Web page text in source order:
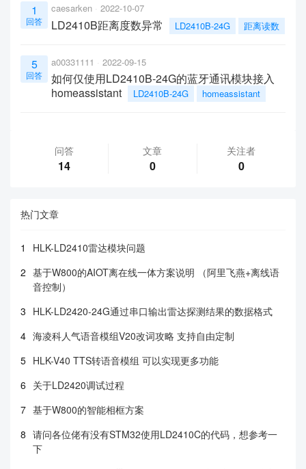
1
回答
caesarken 2022-10-07
LD2410B距离度数异常 LD2410B-24G 距离读数
5
回答
a00331111 2022-09-15
如何仅使用LD2410B-24G的蓝牙通讯模块接入
homeassistant
LD2410B-24G homeassistant
问答
14
文章
0
关注者
0
热门文章
1
HLK-LD2410雷达模块问题
2 基于W800的AIOT离在线一体方案说明 （阿里飞燕+离线语
音控制）
3 HLK-LD2420-24G通过串口输出雷达探测结果的数据格式
4 海凌科人气语音模组V20改词攻略 支持自由定制
5 HLK-V40 TTS转语音模组 可以实现更多功能
6 关于LD2420调试过程
7 基于W800的智能相框方案
8 请问各位佬有没有STM32使用LD2410C的代码，想参考一
下